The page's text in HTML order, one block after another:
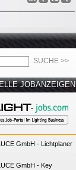
JOBANZEIGEN
GmbH - Lichtplaner
GmbH - Key